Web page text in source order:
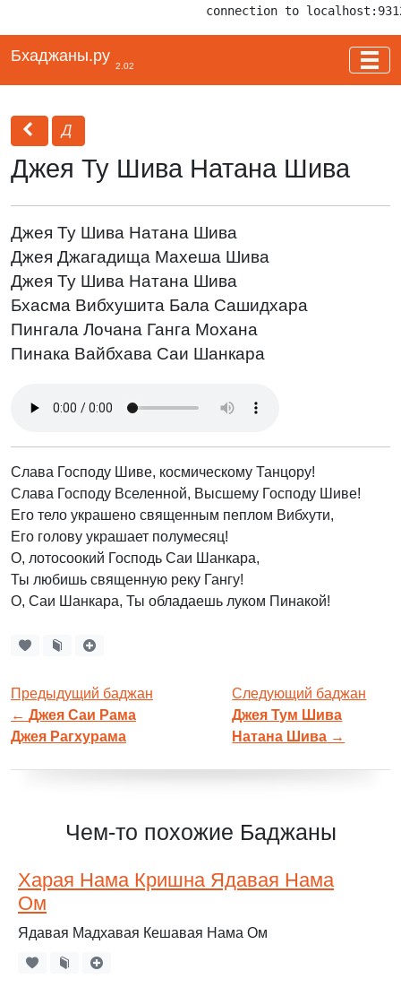
connection to
Бхаджаны.ру
2.02
Д
Джея Ту Шива Натана Шива
Джея Ту Шива Натана Шива
Джея Джагадища Махеша Шива
Джея Ту Шива Натана Шива
Бхасма Вибхушита Бала Сашидхара
Пингала Лочана Ганга Мохана
Пинака Вайбхава Саи Шанкара
Слава Господу Шиве, космическому Танцору!
Слава Господу Вселенной, Высшему Господу Шиве!
Его тело украшено священным пеплом Вибхути,
Его голову украшает полумесяц!
О, лотосоокий Господь Саи Шанкара,
Ты любишь священную реку Гангу!
О, Саи Шанкара, Ты обладаешь луком Пинакой!
Предыдущий баджан
← Джея Саи Рама
Джея Рагхурама
Следующий баджан
Джея Тум Шива
Натана Шива →
Чем-то похожие Баджаны
Харая Нама Кришна Ядавая Нама
Ом
Ядавая Мадхавая Кешавая Нама Ом